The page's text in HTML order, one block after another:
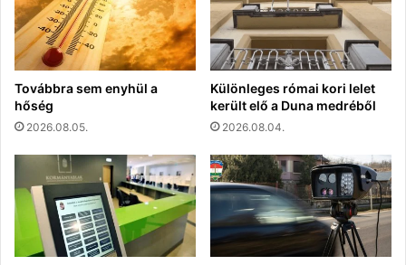
Továbbra sem enyhül a
hőség
2026.08.05.
Különleges római kori lelet
került elő a Duna medréből
2026.08.04.